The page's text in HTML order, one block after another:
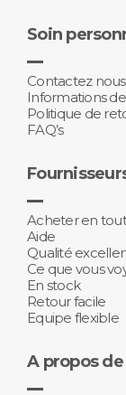
Soin
Contactez nous
Informations de
Politique de
FAQ’s
Acheter en
Aide
Qualité
Ce que vous
En stock
Retour facile
Equipe flexible
A propos